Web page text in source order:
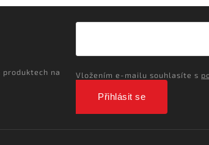
na
Vložením e-mailu souhlasíte s
Přihlásit se